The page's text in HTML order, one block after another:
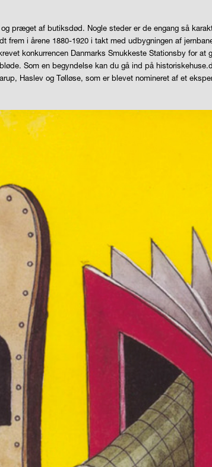
præget af butiksdød. Nogle steder er de engang så
frem i årene 1880-1920 i takt med udbygningen af
konkurrencen Danmarks Smukkeste Stationsby for at
Som en begyndelse kan du gå ind på
Haslev og Tølløse, som er blevet nomineret af et